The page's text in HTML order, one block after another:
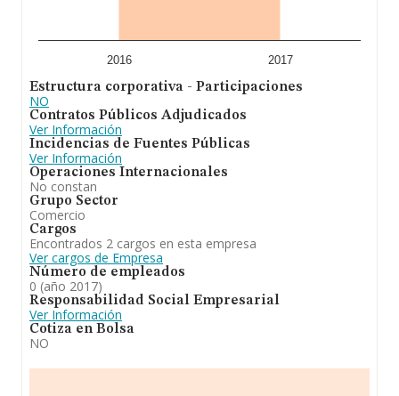
2016 2017
Estructura corporativa - Participaciones
NO
Contratos Públicos Adjudicados
Ver Información
Incidencias de Fuentes Públicas
Ver Información
Operaciones Internacionales
No constan
Grupo Sector
Comercio
Cargos
Encontrados 2 cargos en esta empresa
Ver cargos de Empresa
Número de empleados
0 (año 2017)
Responsabilidad Social Empresarial
Ver Información
Cotiza en Bolsa
NO